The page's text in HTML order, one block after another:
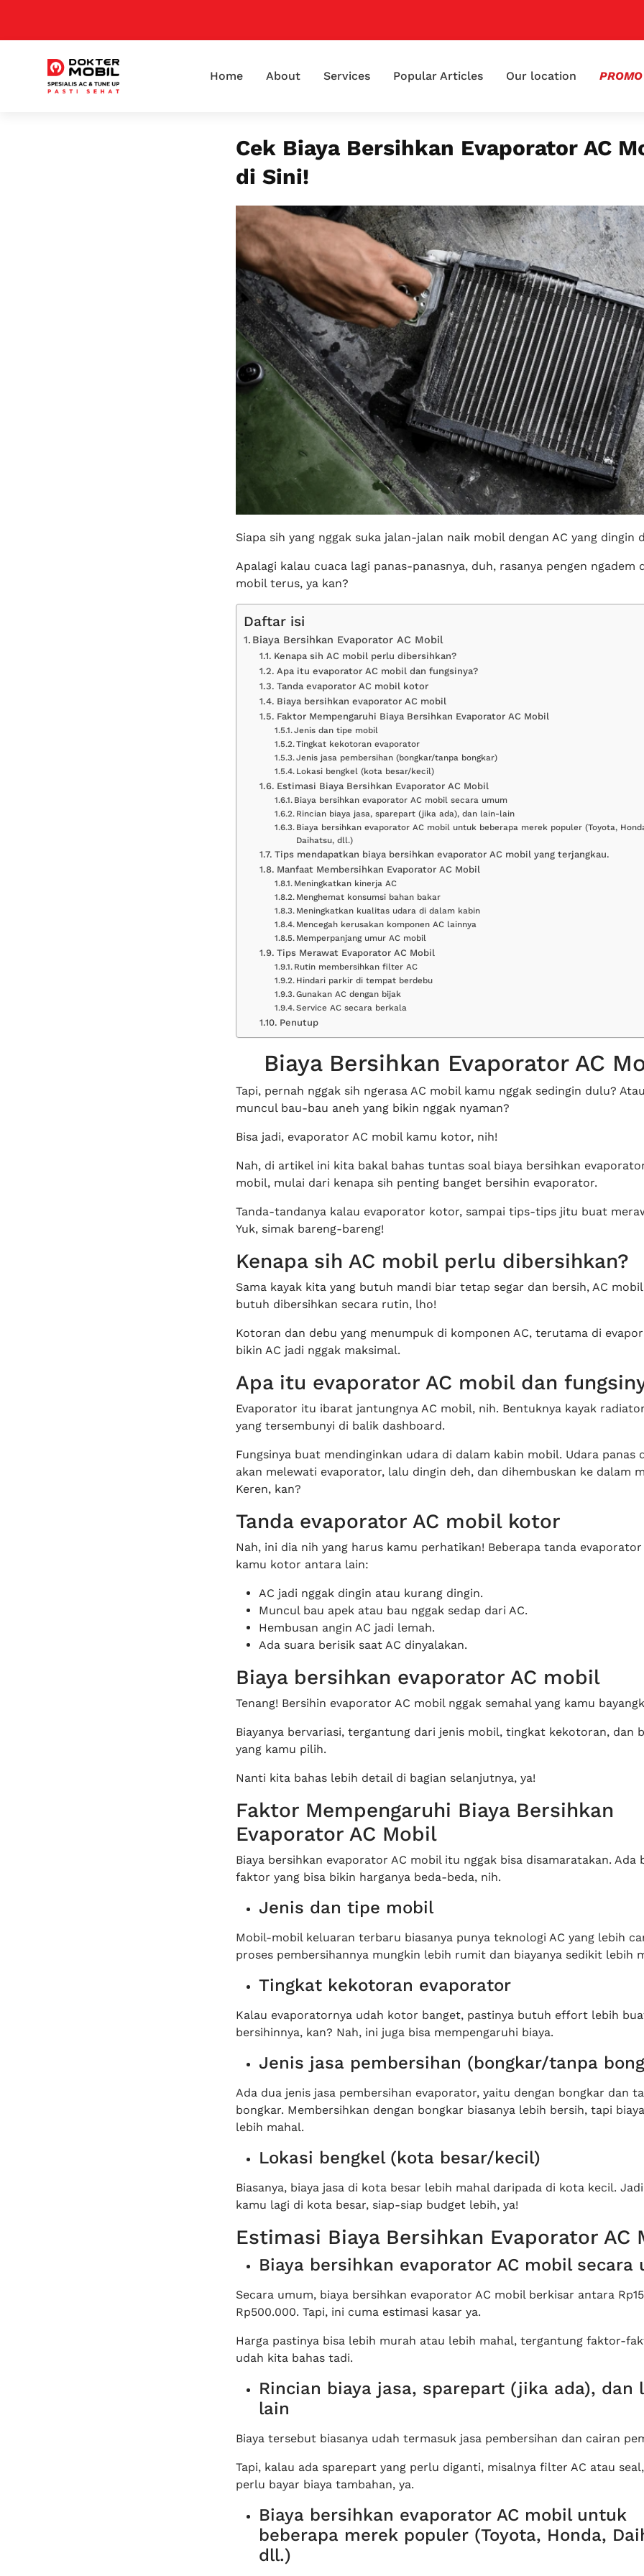
Home About Services Popular Articles Our location
Cek Biaya Bersihkan Evaporator AC
di Sini!
Siapa sih yang nggak suka jalan-jalan naik mobil dengan AC yang dingin
Apalagi kalau cuaca lagi panas-panasnya, duh, rasanya pengen ngadem
mobil terus, ya kan?
Daftar isi
Biaya Bersihkan Evaporator AC Mobil
Kenapa sih AC mobil perlu dibersihkan?
Apa itu evaporator AC mobil dan fungsinya?
Tanda evaporator AC mobil kotor
Biaya bersihkan evaporator AC mobil
Faktor Mempengaruhi Biaya Bersihkan Evaporator AC Mobil
Jenis dan tipe mobil
Tingkat kekotoran evaporator
Jenis jasa pembersihan (bongkar/tanpa bongkar)
Lokasi bengkel (kota besar/kecil)
Estimasi Biaya Bersihkan Evaporator AC Mobil
Biaya bersihkan evaporator AC mobil secara umum
Rincian biaya jasa, sparepart (jika ada), dan lain-lain
Biaya bersihkan evaporator AC mobil untuk beberapa merek populer (Toyota,
Daihatsu, dll.)
Tips mendapatkan biaya bersihkan evaporator AC mobil yang terjangkau.
Manfaat Membersihkan Evaporator AC Mobil
Meningkatkan kinerja AC
Menghemat konsumsi bahan bakar
Meningkatkan kualitas udara di dalam kabin
Mencegah kerusakan komponen AC lainnya
Memperpanjang umur AC mobil
Tips Merawat Evaporator AC Mobil
Rutin membersihkan filter AC
Hindari parkir di tempat berdebu
Gunakan AC dengan bijak
Service AC secara berkala
Penutup
Biaya Bersihkan Evaporator AC
Tapi, pernah nggak sih ngerasa AC mobil kamu nggak sedingin dulu?
muncul bau-bau aneh yang bikin nggak nyaman?
Bisa jadi, evaporator AC mobil kamu kotor, nih!
Nah, di artikel ini kita bakal bahas tuntas soal biaya bersihkan
mobil, mulai dari kenapa sih penting banget bersihin evaporator.
Tanda-tandanya kalau evaporator kotor, sampai tips-tips jitu buat
Yuk, simak bareng-bareng!
Kenapa sih AC mobil perlu dibersihkan?
Sama kayak kita yang butuh mandi biar tetap segar dan bersih, AC
butuh dibersihkan secara rutin, lho!
Kotoran dan debu yang menumpuk di komponen AC, terutama di
bikin AC jadi nggak maksimal.
Apa itu evaporator AC mobil dan
Evaporator itu ibarat jantungnya AC mobil, nih. Bentuknya kayak
yang tersembunyi di balik dashboard.
Fungsinya buat mendinginkan udara di dalam kabin mobil. Udara panas
akan melewati evaporator, lalu dingin deh, dan dihembuskan ke dalam
Keren, kan?
Tanda evaporator AC mobil kotor
Nah, ini dia nih yang harus kamu perhatikan! Beberapa tanda evaporator
kamu kotor antara lain:
AC jadi nggak dingin atau kurang dingin.
Muncul bau apek atau bau nggak sedap dari AC.
Hembusan angin AC jadi lemah.
Ada suara berisik saat AC dinyalakan.
Biaya bersihkan evaporator AC mobil
Tenang! Bersihin evaporator AC mobil nggak semahal yang kamu
Biayanya bervariasi, tergantung dari jenis mobil, tingkat kekotoran, dan
yang kamu pilih.
Nanti kita bahas lebih detail di bagian selanjutnya, ya!
Faktor Mempengaruhi Biaya Bersihkan
Evaporator AC Mobil
Biaya bersihkan evaporator AC mobil itu nggak bisa disamaratakan. Ada
faktor yang bisa bikin harganya beda-beda, nih.
Jenis dan tipe mobil
Mobil-mobil keluaran terbaru biasanya punya teknologi AC yang lebih
proses pembersihannya mungkin lebih rumit dan biayanya sedikit lebih
Tingkat kekotoran evaporator
Kalau evaporatornya udah kotor banget, pastinya butuh effort lebih
bersihinnya, kan? Nah, ini juga bisa mempengaruhi biaya.
Jenis jasa pembersihan (bongkar/tanpa
Ada dua jenis jasa pembersihan evaporator, yaitu dengan bongkar dan
bongkar. Membersihkan dengan bongkar biasanya lebih bersih, tapi
lebih mahal.
Lokasi bengkel (kota besar/kecil)
Biasanya, biaya jasa di kota besar lebih mahal daripada di kota kecil.
kamu lagi di kota besar, siap-siap budget lebih, ya!
Estimasi Biaya Bersihkan Evaporator AC
Biaya bersihkan evaporator AC mobil secara
Secara umum, biaya bersihkan evaporator AC mobil berkisar antara
Rp500.000. Tapi, ini cuma estimasi kasar ya.
Harga pastinya bisa lebih murah atau lebih mahal, tergantung faktor-
udah kita bahas tadi.
Rincian biaya jasa, sparepart (jika ada), dan
lain
Biaya tersebut biasanya udah termasuk jasa pembersihan dan cairan
Tapi, kalau ada sparepart yang perlu diganti, misalnya filter AC atau
perlu bayar biaya tambahan, ya.
Biaya bersihkan evaporator AC mobil untuk
beberapa merek populer (Toyota, Honda,
dll.)